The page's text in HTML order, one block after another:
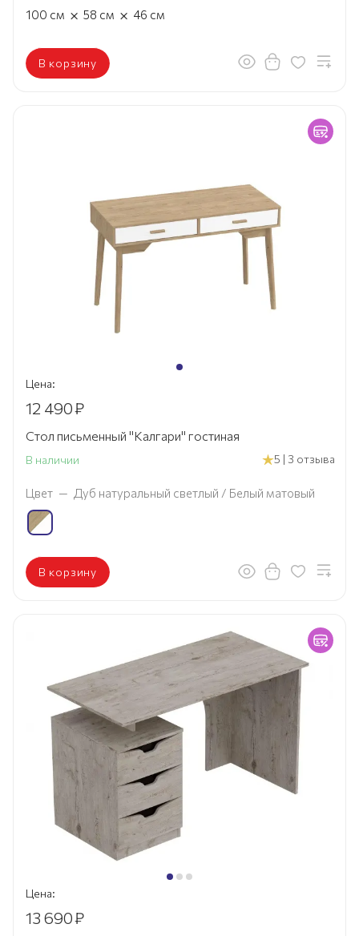
100 см × 58 см × 46 см
В корзину
Цена:
12 490₽
Стол письменный "Калгари" гостиная
В наличии 5 | 3 отзыва
Цвет — Дуб натуральный светлый / Белый матовый
В корзину
Цена:
13 690₽